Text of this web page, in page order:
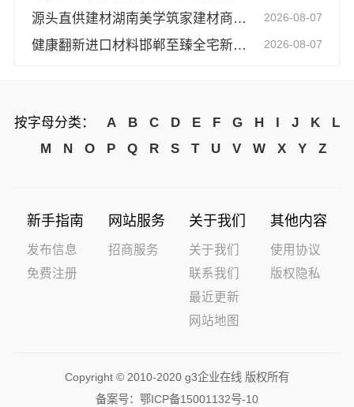
源头直供建材湖南美学筑家建材商铺装修，本土深耕工艺优 2026-08-07
健康翻新进口材料邯郸至臻全宅新材料有限公司 2026-08-07
按字母分类： A B C D E F G H I J K
L
M
N O P Q R S T U V W X Y Z
新手指南
发布信息
免费注册
网站服务
招商服务
关于我们
关于我们
联系我们
最近更新
网站地图
其他内容
使用协议
版权隐私
Copyright © 2010-2020 g3企业在线 版权所有
备案号： 鄂ICP备15001132号-10